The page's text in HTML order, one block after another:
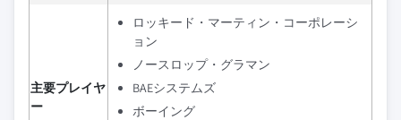
主要プレイヤ
ー
ロッキード・マーティン・コーポレーシ
ョン
ノースロップ・グラマン
BAEシステムズ
ボーイング